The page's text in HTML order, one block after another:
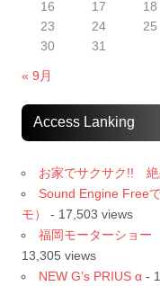
« 9月
16
17 18
23
24 25
30
31
Access Lanking
お家でサクサク!! 絶
Sound Engine Free
モ）
- 17,503 views
福岡モーターショ
13,305 views
NEW G’s PRIUS α -